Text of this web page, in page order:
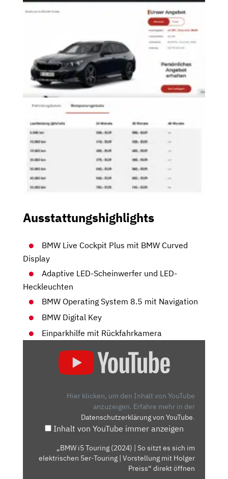
Ausstattungshighlights
BMW Live Cockpit Plus mit BMW Curved
Display
Adaptive LED-Scheinwerfer und LED-
Heckleuchten
BMW Operating System 8.5 mit Navigation
BMW Digital Key
Einparkhilfe mit Rückfahrkamera
Hier klicken, um den Inhalt von YouTube
anzuzeigen. Erfahre mehr in der
Datenschutzerklärung von YouTube.
Inhalt von YouTube immer anzeigen
„BMW i5 Touring (2024) | So sitzt es sich im
elektrischen 5er-Touring | Vorstellung mit Holger
Preiss“ direkt öffnen